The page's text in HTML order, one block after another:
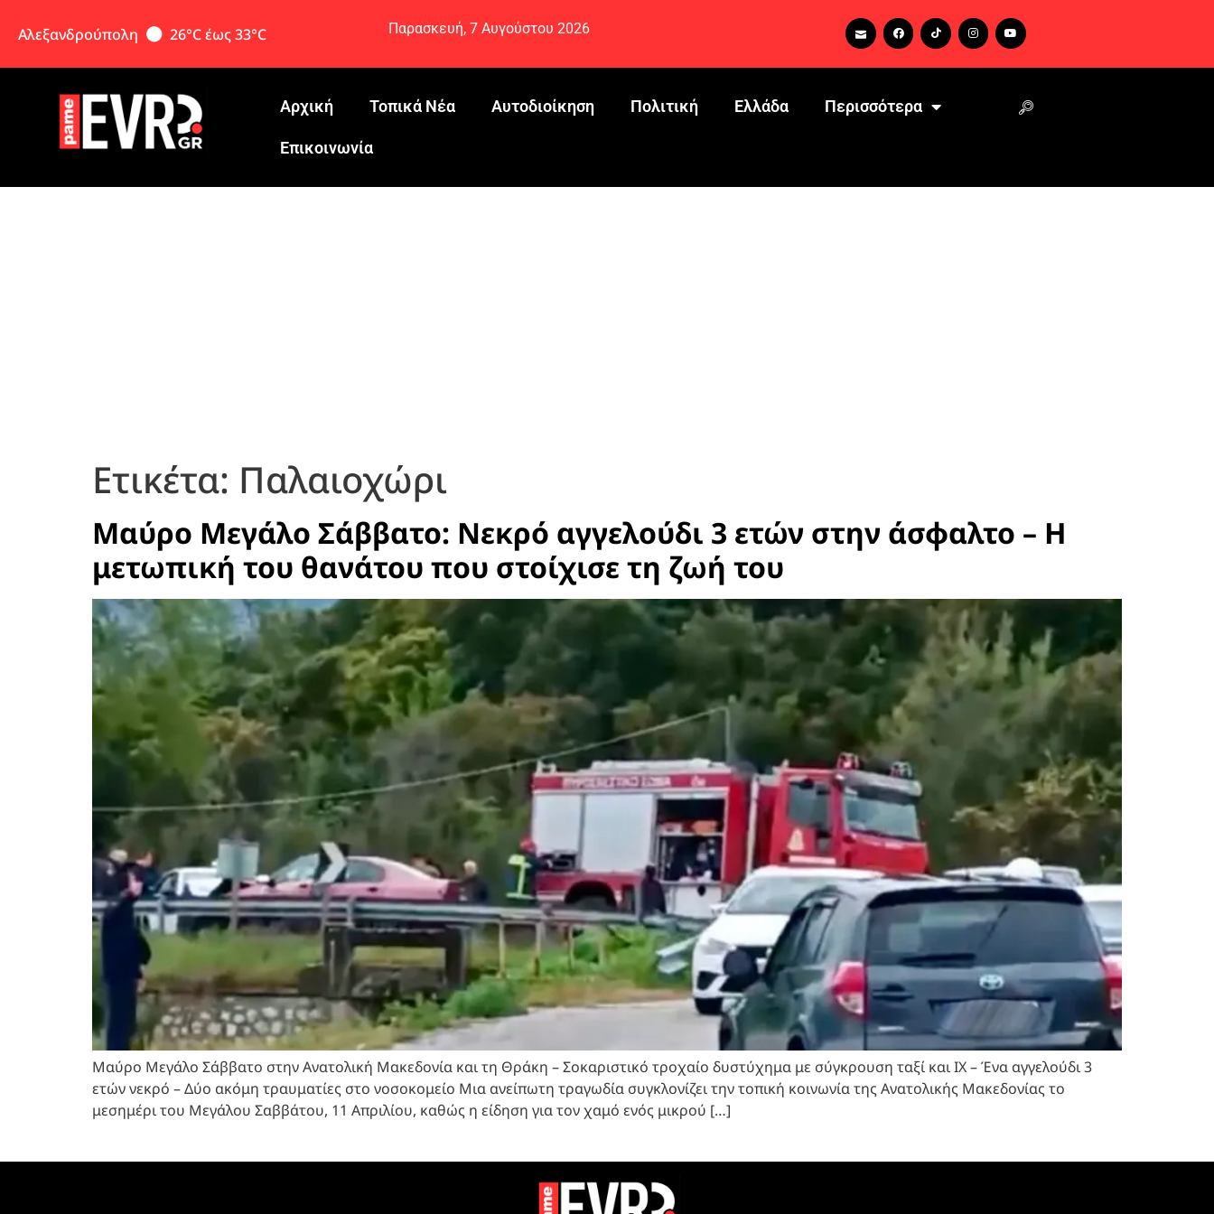
Αλεξανδρούπολη 26°C έως 33°C Παρασκευή, 7 Αυγούστου 2026
Αρχική Τοπικά Νέα Αυτοδιοίκηση Πολιτική Ελλάδα Περισσότερα
Eπικοινωνία
Ετικέτα: Παλαιοχώρι
Μαύρο Μεγάλο Σάββατο: Νεκρό αγγελούδι 3 ετών στην άσφαλτο – Η
μετωπική του θανάτου που στοίχισε τη ζωή του
Μαύρο Μεγάλο Σάββατο στην Ανατολική Μακεδονία και τη Θράκη – Σοκαριστικό τροχαίο δυστύχημα με σύγκρουση ταξί και ΙΧ – Ένα αγγελούδι 3
ετών νεκρό – Δύο ακόμη τραυματίες στο νοσοκομείο Μια ανείπωτη τραγωδία συγκλονίζει την τοπική κοινωνία της Ανατολικής Μακεδονίας το
μεσημέρι του Μεγάλου Σαββάτου, 11 Απριλίου, καθώς η είδηση για τον χαμό ενός μικρού […]